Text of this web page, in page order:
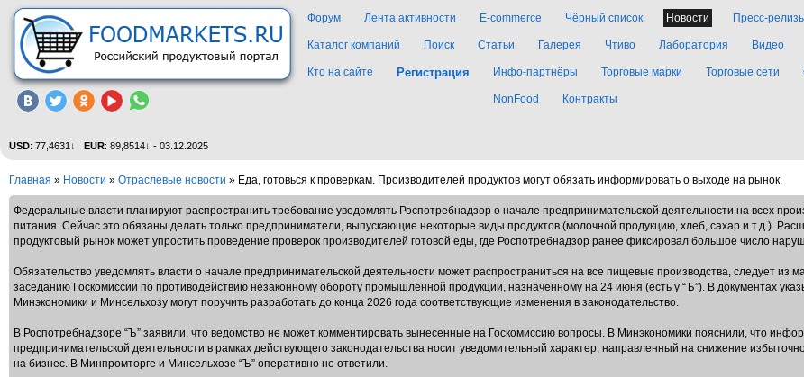
Форум Лента активности E-commerce Чёрный список Новости Пресс-
Каталог компаний Поиск Статьи Галерея Чтиво Лаборатория Видео
Кто на сайте Регистрация Инфо-партнёры Торговые марки Торговые сети
NonFood Контракты
USD: 77,4631↓ EUR: 89,8514↓ - 03.12.2025
Главная » Новости » Отраслевые новости » Еда, готовься к проверкам. Производителей продуктов могут обязать информировать о выходе на рынок.
Федеральные власти планируют распространить требование уведомлять Роспотребнадзор о начале предпринимательской деятельности на всех
питания. Сейчас это обязаны делать только предприниматели, выпускающие некоторые виды продуктов (молочной продукцию, хлеб, сахар и т.д.).
продуктовый рынок может упростить проведение проверок производителей готовой еды, где Роспотребнадзор ранее фиксировал большое число
Обязательство уведомлять власти о начале предпринимательской деятельности может распространиться на все пищевые производства, следует из
заседанию Госкомиссии по противодействию незаконному обороту промышленной продукции, назначенному на 24 июня (есть у “Ъ”). В документах
Минэкономики и Минсельхозу могут поручить разработать до конца 2026 года соответствующие изменения в законодательство.
В Роспотребнадзоре “Ъ” заявили, что ведомство не может комментировать вынесенные на Госкомиссию вопросы. В Минэкономики пояснили, что
предпринимательской деятельности в рамках действующего законодательства носит уведомительный характер, направленный на снижение
на бизнес. В Минпромторге и Минсельхозе “Ъ” оперативно не ответили.